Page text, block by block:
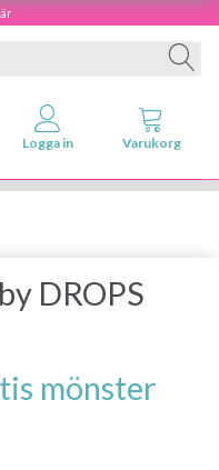
DROPS
mönster